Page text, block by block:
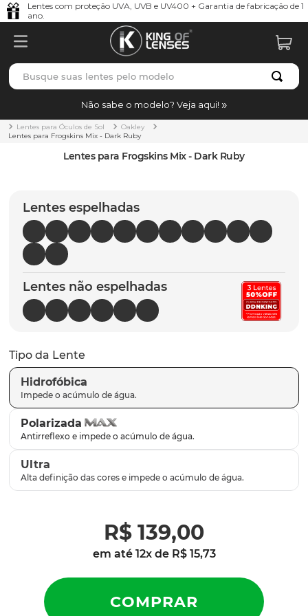
Lentes com proteção UVA, UVB e UV400 + Garantia de fabricação de 1
ano.
Busque suas lentes pelo modelo
Não sabe o modelo? Veja aqui!
Lentes para Óculos de Sol
Oakley
Lentes para Frogskins Mix - Dark Ruby
Lentes para Frogskins Mix - Dark Ruby
Lentes espelhadas
Lentes não espelhadas
Tipo da Lente
Hidrofóbica
Polarizada
Ultra
R$ 139,00
em até 12x de R$ 15,73
TERMOS MAIS BUSCADOS
1º borrachas
holbrook
5º chaves
6º t-shock
7º latch
8º gasket
9º parafusos